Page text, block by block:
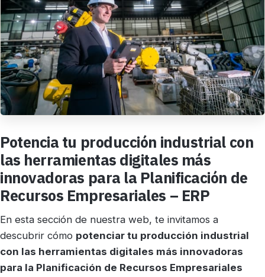
Potencia tu producción industrial con
las herramientas digitales más
innovadoras para la Planificación de
Recursos Empresariales – ERP
En esta sección de nuestra web, te invitamos a
descubrir cómo potenciar tu producción industrial
con las herramientas digitales más innovadoras
para la Planificación de Recursos Empresariales